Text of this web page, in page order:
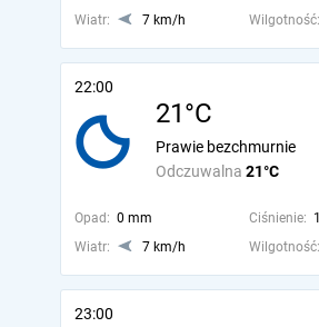
Wiatr:
7 km/h Wilgotność:
22:00
21°C
Odczuwalna 21°C
Prawie bezchmurnie
Opad: 0 mm Ciśnienie:
Wiatr:
7 km/h Wilgotność:
23:00